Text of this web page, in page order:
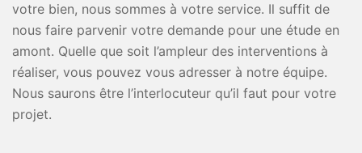
votre bien, nous sommes à votre service. Il suffit de
nous faire parvenir votre demande pour une étude en
amont. Quelle que soit l’ampleur des interventions à
réaliser, vous pouvez vous adresser à notre équipe.
Nous saurons être l’interlocuteur qu’il faut pour votre
projet.